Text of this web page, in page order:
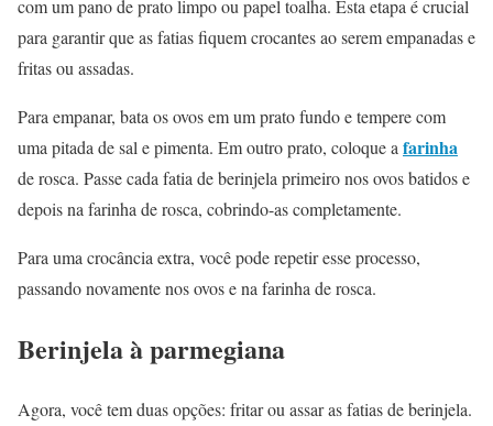
com um pano de prato limpo ou papel toalha. Esta etapa é crucial
para garantir que as fatias fiquem crocantes ao serem empanadas e
fritas ou assadas.
Para empanar, bata os ovos em um prato fundo e tempere com
uma pitada de sal e pimenta. Em outro prato, coloque a farinha
de rosca. Passe cada fatia de berinjela primeiro nos ovos batidos e
depois na farinha de rosca, cobrindo-as completamente.
Para uma crocância extra, você pode repetir esse processo,
passando novamente nos ovos e na farinha de rosca.
Berinjela à parmegiana
Agora, você tem duas opções: fritar ou assar as fatias de berinjela.